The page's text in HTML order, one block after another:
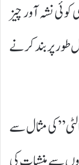
نشہ آور چیز
طور پر بند کرنے
کی مثال سے